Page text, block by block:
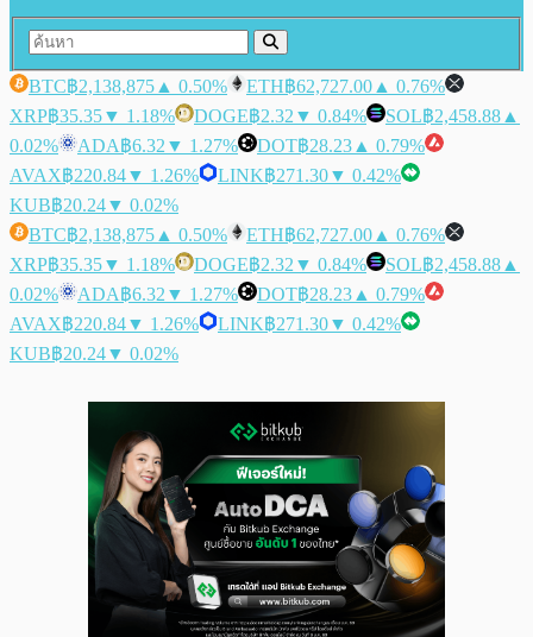
BTC฿2,138,875 ▲ 0.50% ETH฿62,727.00 ▲ 0.76%
XRP฿35.35▼ 1.18% DOGE฿2.32 ▼ 0.84% SOL฿2,458.88 ▲
0.02%
ADA฿6.32 ▼ 1.27% DOT฿28.23 ▲ 0.79%
AVAX฿220.84▼ 1.26% LINK฿271.30▼ 0.42%
KUB฿20.24▼ 0.02%
BTC฿2,138,875 ▲ 0.50% ETH฿62,727.00 ▲ 0.76%
XRP฿35.35▼ 1.18% DOGE฿2.32 ▼ 0.84% SOL฿2,458.88 ▲
0.02%
ADA฿6.32 ▼ 1.27% DOT฿28.23 ▲ 0.79%
AVAX฿220.84▼ 1.26% LINK฿271.30▼ 0.42%
KUB฿20.24▼ 0.02%